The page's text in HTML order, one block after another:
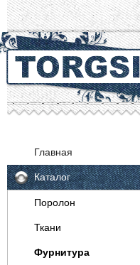
Главная
Каталог
Поролон
Ткани
Велюр
Фурнитура